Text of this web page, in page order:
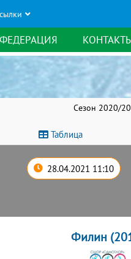
ФЕДЕРАЦИЯ
Сезон 2020/
Таблица
28.04.2021 11:10
Филин